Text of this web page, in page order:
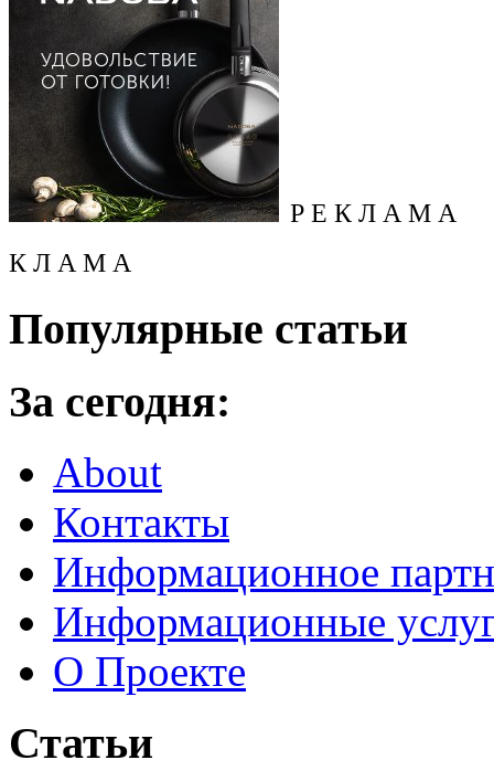
Р Е К Л А М А
К Л А М А
Популярные статьи
За сегодня:
About
Контакты
Информационное
Информационные
О Проекте
Статьи